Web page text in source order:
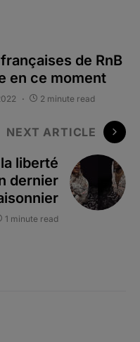
de RnB
en ce moment
2 minute read
NEXT ARTICLE
liberté
dernier
1 minute read